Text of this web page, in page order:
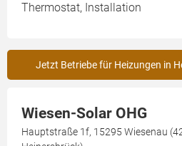
Thermostat, Installation
Jetzt Betriebe für Heizungen in
Wiesen-Solar OHG
Hauptstraße 1f, 15295 Wiesenau